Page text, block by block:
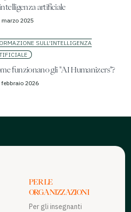
artificiale
marzo 2025
SULL'INTELLIGENZA
funzionano gli "AI Humanizers"?
febbraio 2026
PER LE
ORGANIZZAZIONI
Per gli insegnanti